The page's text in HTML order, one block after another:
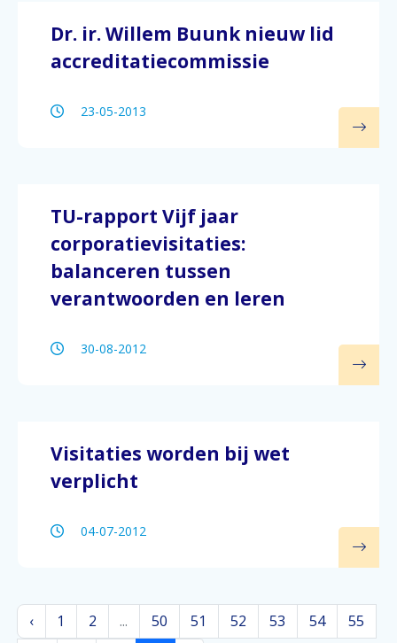
Dr. ir. Willem Buunk nieuw lid
accreditatiecommissie
23-05-2013
TU-rapport Vijf jaar
corporatievisitaties:
balanceren tussen
verantwoorden en leren
30-08-2012
Visitaties worden bij wet
verplicht
04-07-2012
‹ 1 2 ... 50 51 52 53 54
55